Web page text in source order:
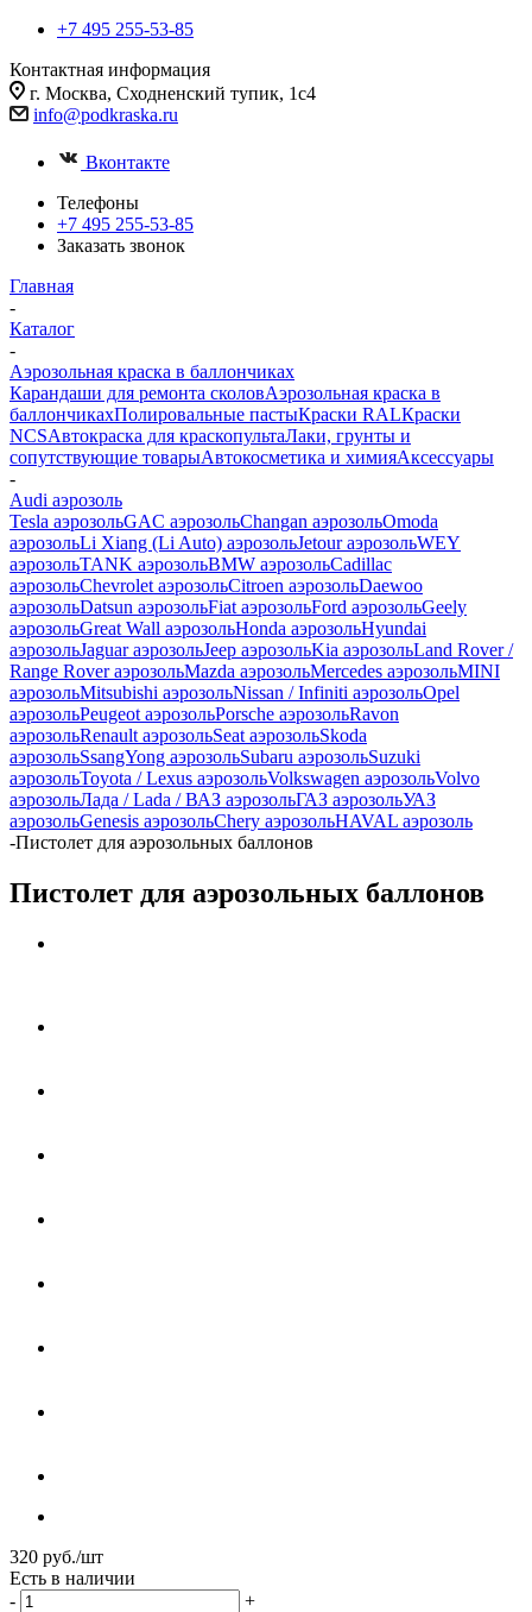
+7 495 255-53-85
Контактная информация
г. Москва, Сходненский тупик, 1с4
info@podkraska.ru
Вконтакте
Телефоны
+7 495 255-53-85
Заказать звонок
Главная
-
Каталог
-
Аэрозольная краска в баллончиках
Карандаши для ремонта сколовАэрозольная краска в
баллончикахПолировальные пастыКраски RALКраски
NCSАвтокраска для краскопультаЛаки, грунты и
сопутствующие товарыАвтокосметика и химияАксессуары
-
Audi аэрозоль
Tesla аэрозольGAC аэрозольChangan аэрозольOmoda
аэрозольLi Xiang (Li Auto) аэрозольJetour аэрозольWEY
аэрозольTANK аэрозольBMW аэрозольCadillac
аэрозольChevrolet аэрозольCitroen аэрозольDaewoo
аэрозольDatsun аэрозольFiat аэрозольFord аэрозольGeely
аэрозольGreat Wall аэрозольHonda аэрозольHyundai
аэрозольJaguar аэрозольJeep аэрозольKia аэрозольLand Rover /
Range Rover аэрозольMazda аэрозольMercedes аэрозольMINI
аэрозольMitsubishi аэрозольNissan / Infiniti аэрозольOpel
аэрозольPeugeot аэрозольPorsche аэрозольRavon
аэрозольRenault аэрозольSeat аэрозольSkoda
аэрозольSsangYong аэрозольSubaru аэрозольSuzuki
аэрозольToyota / Lexus аэрозольVolkswagen аэрозольVolvo
аэрозольЛада / Lada / ВАЗ аэрозольГАЗ аэрозольУАЗ
аэрозольGenesis аэрозольChery аэрозольHAVAL аэрозоль
-Пистолет для аэрозольных баллонов
Пистолет для аэрозольных баллонов
320 руб./шт
Есть в наличии
-
+